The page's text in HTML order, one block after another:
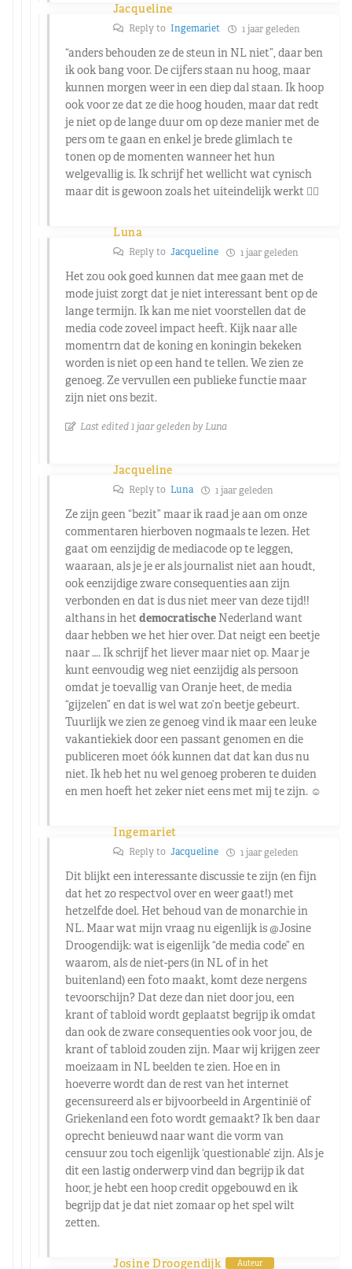
Jacqueline
Reply to Ingemariet 1 jaar geleden
“anders behouden ze de steun in NL niet”, daar ben
ik ook bang voor. De cijfers staan nu hoog, maar
kunnen morgen weer in een diep dal staan. Ik hoop
ook voor ze dat ze die hoog houden, maar dat redt
je niet op de lange duur om op deze manier met de
pers om te gaan en enkel je brede glimlach te
tonen op de momenten wanneer het hun
welgevallig is. Ik schrijf het wellicht wat cynisch
maar dit is gewoon zoals het uiteindelijk werkt 🤷‍♀️
Luna
Reply to Jacqueline 1 jaar geleden
Het zou ook goed kunnen dat mee gaan met de
mode juist zorgt dat je niet interessant bent op de
lange termijn. Ik kan me niet voorstellen dat de
media code zoveel impact heeft. Kijk naar alle
momentrn dat de koning en koningin bekeken
worden is niet op een hand te tellen. We zien ze
genoeg. Ze vervullen een publieke functie maar
zijn niet ons bezit.
Last edited 1 jaar geleden by Luna
Jacqueline
Reply to Luna 1 jaar geleden
Ze zijn geen “bezit” maar ik raad je aan om onze
commentaren hierboven nogmaals te lezen. Het
gaat om eenzijdig de mediacode op te leggen,
waaraan, als je je er als journalist niet aan houdt,
ook eenzijdige zware consequenties aan zijn
verbonden en dat is dus niet meer van deze tijd!!
althans in het democratische Nederland want
daar hebben we het hier over. Dat neigt een beetje
naar …. Ik schrijf het liever maar niet op. Maar je
kunt eenvoudig weg niet eenzijdig als persoon
omdat je toevallig van Oranje heet, de media
“gijzelen” en dat is wel wat zo’n beetje gebeurt.
Tuurlijk we zien ze genoeg vind ik maar een leuke
vakantiekiek door een passant genomen en die
publiceren moet óók kunnen dat dat kan dus nu
niet. Ik heb het nu wel genoeg proberen te duiden
en men hoeft het zeker niet eens met mij te zijn. ☺️
Ingemariet
Reply to Jacqueline 1 jaar geleden
Dit blijkt een interessante discussie te zijn (en fijn
dat het zo respectvol over en weer gaat!) met
hetzelfde doel. Het behoud van de monarchie in
NL. Maar wat mijn vraag nu eigenlijk is@Josine
Droogendijk: wat is eigenlijk “de media code” en
waarom, als de niet-pers (in NL of in het
buitenland) een foto maakt, komt deze nergens
tevoorschijn? Dat deze dan niet door jou, een
krant of tabloid wordt geplaatst begrijp ik omdat
dan ook de zware consequenties ook voor jou, de
krant of tabloid zouden zijn. Maar wij krijgen zeer
moeizaam in NL beelden te zien. Hoe en in
hoeverre wordt dan de rest van het internet
gecensureerd als er bijvoorbeeld in Argentinië of
Griekenland een foto wordt gemaakt? Ik ben daar
oprecht benieuwd naar want die vorm van
censuur zou toch eigenlijk ‘questionable’ zijn. Als je
dit een lastig onderwerp vind dan begrijp ik dat
hoor, je hebt een hoop credit opgebouwd en ik
begrijp dat je dat niet zomaar op het spel wilt
zetten.
Josine Droogendijk Auteur